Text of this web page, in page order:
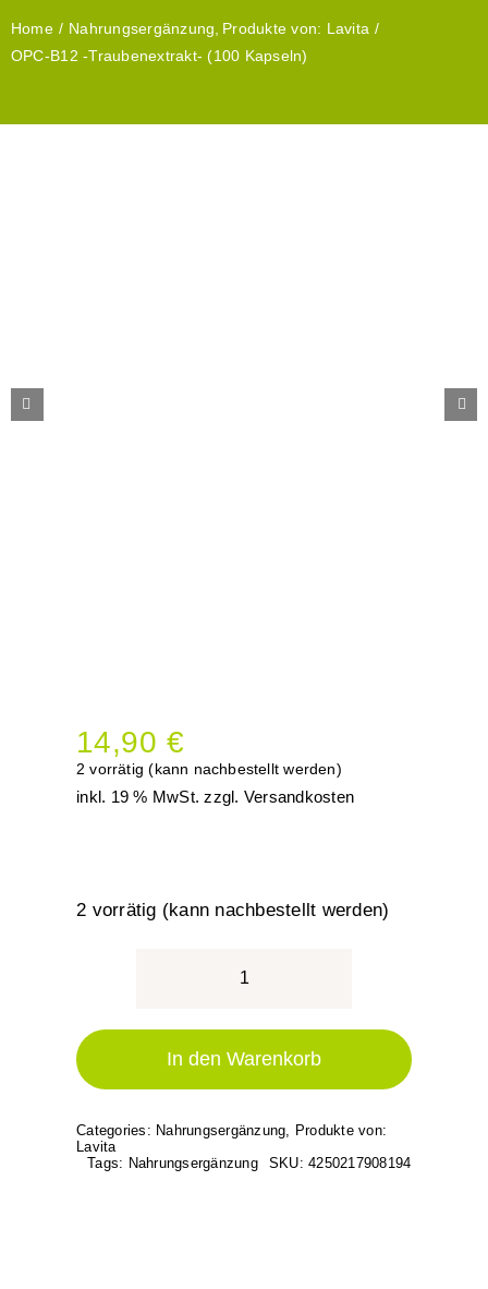
Rohstoffe für Kosmetik
Home Nahrungsergänzung Produkte von: Lavita
OPC-B12 -Traubenextrakt- (100 Kapseln)
14,90 €
2 vorrätig (kann nachbestellt werden)
inkl. 19 % MwSt. zzgl. Versandkosten
2 vorrätig (kann nachbestellt werden)
-
Kapseln)
Menge
In den Warenkorb
Categories: Nahrungsergänzung, Produkte von:
Lavita
Tags: Nahrungsergänzung SKU:4250217908194